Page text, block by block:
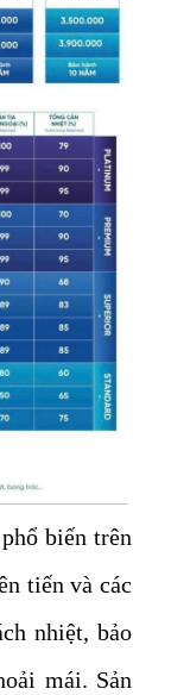
biến trên
tiến và các
nhiệt, bảo
mái. Sản